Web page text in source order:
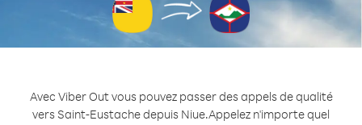
Avec Viber Out vous pouvez passer des appels de qualité
vers Saint-Eustache depuis Niue.Appelez n'importe quel